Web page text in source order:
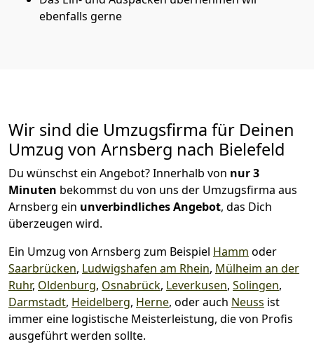
ebenfalls gerne
Wir sind die Umzugsfirma für Deinen
Umzug von Arnsberg nach Bielefeld
Du wünschst ein Angebot? Innerhalb von nur 3
Minuten bekommst du von uns der Umzugsfirma aus
Arnsberg ein unverbindliches Angebot, das Dich
überzeugen wird.
Ein Umzug von Arnsberg zum Beispiel Hamm oder
Saarbrücken, Ludwigshafen am Rhein, Mülheim an der
Ruhr, Oldenburg, Osnabrück, Leverkusen, Solingen,
Darmstadt, Heidelberg, Herne, oder auch Neuss ist
immer eine logistische Meisterleistung, die von Profis
ausgeführt werden sollte.